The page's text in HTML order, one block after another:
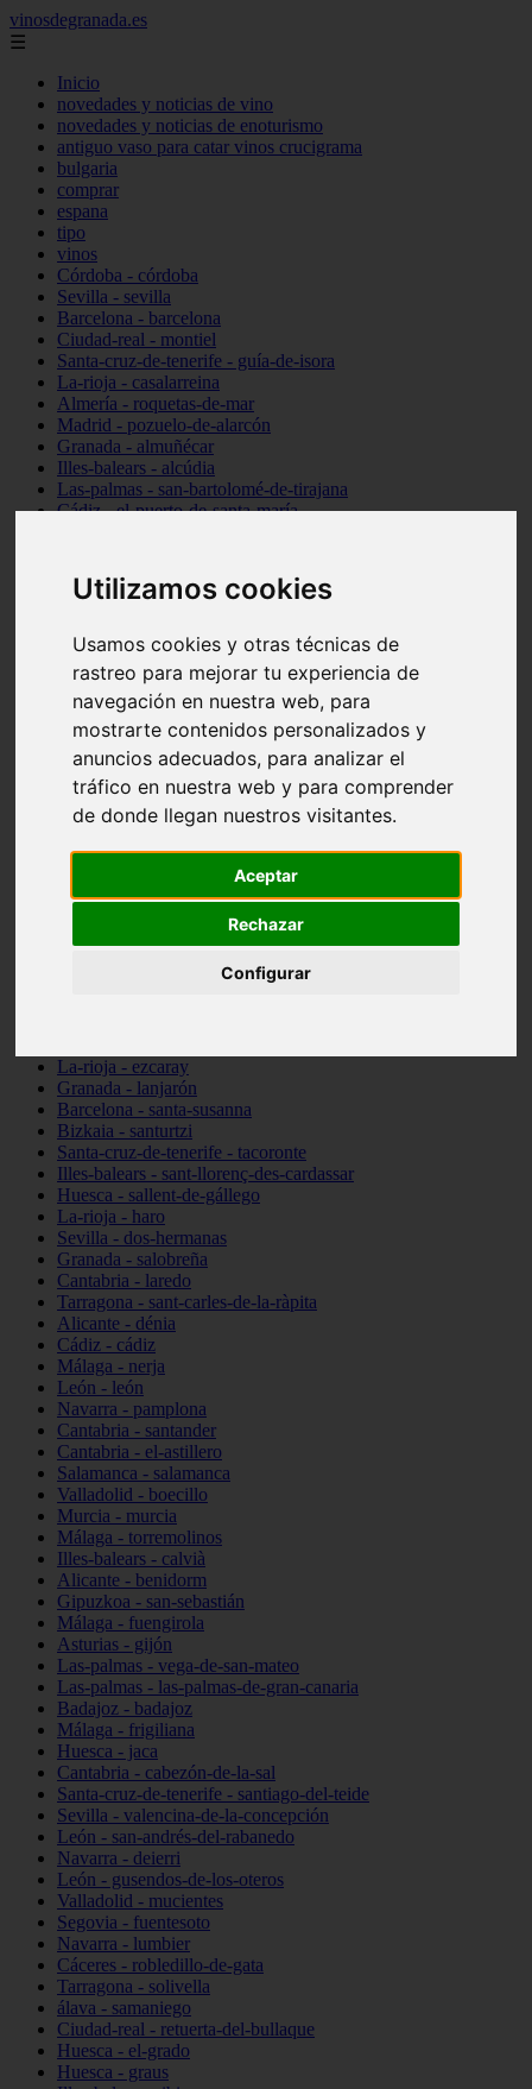
Utilizamos cookies
Usamos cookies y otras técnicas de
rastreo para mejorar tu experiencia de
navegación en nuestra web, para
mostrarte contenidos personalizados y
anuncios adecuados, para analizar el
tráfico en nuestra web y para comprender
de donde llegan nuestros visitantes.
Aceptar
Rechazar
Configurar
vinosdegranada.es
☰
Inicio
novedades y noticias de vino
novedades y noticias de enoturismo
antiguo vaso para catar vinos crucigrama
bulgaria
comprar
espana
tipo
vinos
Córdoba - córdoba
Sevilla - sevilla
Barcelona - barcelona
Ciudad-real - montiel
Santa-cruz-de-tenerife - guía-de-isora
La-rioja - casalarreina
Almería - roquetas-de-mar
Madrid - pozuelo-de-alarcón
Granada - almuñécar
Illes-balears - alcúdia
Las-palmas - san-bartolomé-de-tirajana
Cádiz - el-puerto-de-santa-maría
Santa-cruz-de-tenerife - los-llanos-de-aridane
Cantabria - suances
Granada - monachil
Huesca - isábena
Huesca - alquézar
Huesca - castejón-de-sos
Sevilla - marinaleda
Córdoba - almedinilla
Navarra - zangoza
Cantabria - arenas-de-iguña
Barcelona - la-pobla-de-lillet
Las-palmas - yaiza
Valladolid - fuensaldaña
La-rioja - ezcaray
Granada - lanjarón
Barcelona - santa-susanna
Bizkaia - santurtzi
Santa-cruz-de-tenerife - tacoronte
Illes-balears - sant-llorenç-des-cardassar
Huesca - sallent-de-gállego
La-rioja - haro
Sevilla - dos-hermanas
Granada - salobreña
Cantabria - laredo
Tarragona - sant-carles-de-la-ràpita
Alicante - dénia
Cádiz - cádiz
Málaga - nerja
León - león
Navarra - pamplona
Cantabria - santander
Cantabria - el-astillero
Salamanca - salamanca
Valladolid - boecillo
Murcia - murcia
Málaga - torremolinos
Illes-balears - calvià
Alicante - benidorm
Gipuzkoa - san-sebastián
Málaga - fuengirola
Asturias - gijón
Las-palmas - vega-de-san-mateo
Las-palmas - las-palmas-de-gran-canaria
Badajoz - badajoz
Málaga - frigiliana
Huesca - jaca
Cantabria - cabezón-de-la-sal
Santa-cruz-de-tenerife - santiago-del-teide
Sevilla - valencina-de-la-concepción
León - san-andrés-del-rabanedo
Navarra - deierri
León - gusendos-de-los-oteros
Valladolid - mucientes
Segovia - fuentesoto
Navarra - lumbier
Cáceres - robledillo-de-gata
Tarragona - solivella
álava - samaniego
Ciudad-real - retuerta-del-bullaque
Huesca - el-grado
Huesca - graus